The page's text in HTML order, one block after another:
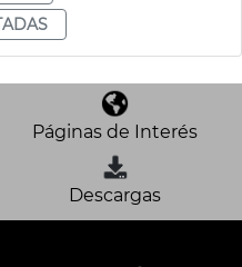
Páginas de Interés
Descargas